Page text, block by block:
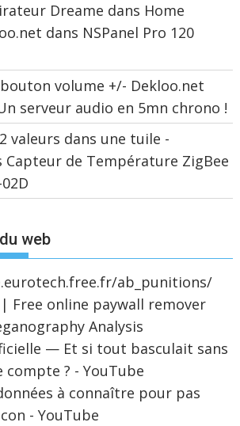
Dreame dans Home
dans NSPanel Pro 120
volume +/- Dekloo.net
serveur audio en 5mn chrono !
valeurs dans une tuile -
Capteur de Température ZigBee
web
ab_punitions/
| Free online paywall remover
Analysis
— Et si tout basculait sans
compte ? - YouTube
à connaître pour pas
- YouTube